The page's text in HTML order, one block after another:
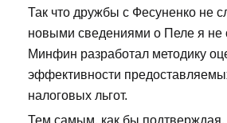
Так что дружбы с Фесуненко не
новыми сведениями о Пеле я не
Минфин разработал методику
эффективности
налоговых льгот.
Тем самым, как бы